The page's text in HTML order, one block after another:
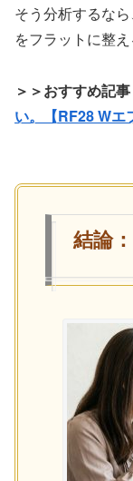
そう分析するな
をフラットに整
＞＞おすすめ記事
い。【RF28 Wエ
結論